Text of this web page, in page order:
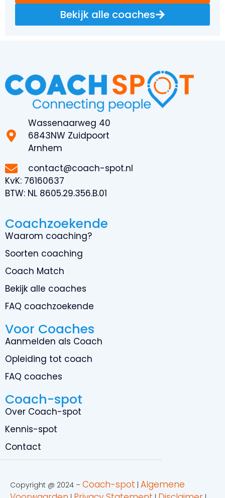
Bekijk alle coaches
Wassenaarweg 40
6843NW Zuidpoort
Arnhem
contact@coach-spot.nl
KvK: 76160637
BTW: NL 8605.29.356.B.01
Coachzoekende
Waarom coaching?
Soorten coaching
Coach Match
Bekijk alle coaches
FAQ coachzoekende
Voor Coaches
Aanmelden als Coach
Opleiding tot coach
FAQ coaches
Coach-spot
Over Coach-spot
Kennis-spot
Contact
Copyright @ 2024 – Coach-spot | Algemene